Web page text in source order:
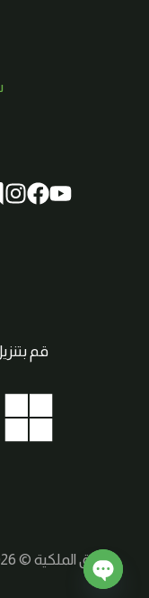
قم
حقوق الملكية © 2026 SmartCraft | صنع بواسطة